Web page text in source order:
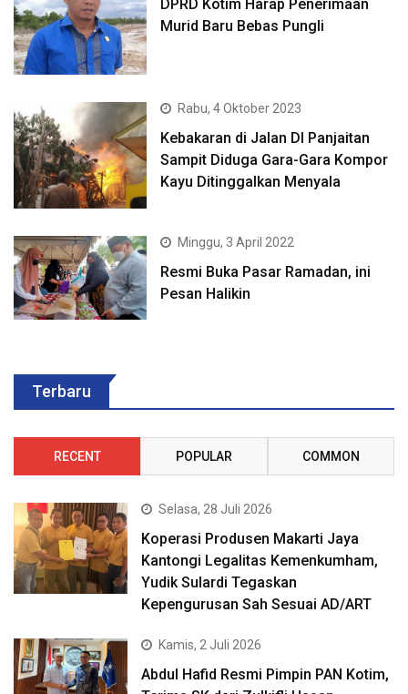
DPRD Kotim Harap Penerimaan
Murid Baru Bebas Pungli
Rabu, 4 Oktober 2023
Kebakaran di Jalan DI Panjaitan
Sampit Diduga Gara-Gara Kompor
Kayu Ditinggalkan Menyala
Minggu, 3 April 2022
Resmi Buka Pasar Ramadan, ini
Pesan Halikin
Terbaru
RECENT POPULAR COMMON
Selasa, 28 Juli 2026
Koperasi Produsen Makarti Jaya
Kantongi Legalitas Kemenkumham,
Yudik Sulardi Tegaskan
Kepengurusan Sah Sesuai AD/ART
Kamis, 2 Juli 2026
Abdul Hafid Resmi Pimpin PAN Kotim,